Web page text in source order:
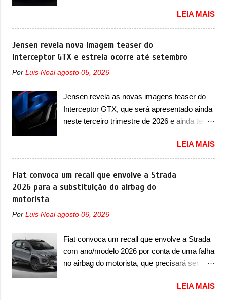
novo motor elétrico. Chamado de ’16 em 1’,
também chamado de Thunder, ele apresenta
uma melhoria de eficiência térmica e integra
12 elementos de hardware. Entre eles, motor
elétrico, controlador de motor, redutor,
LBMS, VCU, TMS, controle ativo de pré-
carga e gateway de domínio de energia. Há
mais quatro recursos de software como
Rezvani apresentou as primeiras imagens
teaser de um novo superesportivo que vai
oferecer aos seus consumidores. Trata-se do
Dune, um cupê superesportivo que terá uma
esportivos recentemente tiveram, como o
Huracán Sterrato. E o modelo italiano tem
grande parte no desenvolvimento do Dune.
Baseado no Huracán, o Dune nasce com
apresentou com o Sterrato, mas com um
design ainda mais Mad Max – algo
característico da Rezvani. Junto com as
imagens, a marca já confirmou que o Dune
serão apenas sete unidades produzidas...
Ele será equipado com um motor V10
Supercharger capaz de desenvolver cerca de
800cv que separou a performance exótica da
LEIA MAIS
Jensen revela nova imagem teaser do
Interceptor GTX e estreia ocorre até setembro
Por Luis Noal agosto 05, 2026
Jensen revela as novas imagens teaser do
Interceptor GTX, que será apresentado ainda
neste terceiro trimestre de 2026 e ainda terá
Jensen International Automotive (abreviação
de JIA) apresentou uma nova imagem teaser
que mostra como será o Interceptor GTX, o
esportivo que recolocará a marca no
mercado. O granturismo (GT) apareceu em
aparece o para-choque traseiro. A marca
apresentado no terceiro trimestre de 2026, ou
seja, acontecerá entre os meses de julho e
setembro (e já estamos em agosto), ou seja,
dia 30 de setembro. A marca confirmou que
LEIA MAIS
Fiat convoca um recall que envolve a Strada
2026 para a substituição do airbag do
motorista
Por Luis Noal agosto 06, 2026
Fiat convoca um recall que envolve a Strada
com ano/modelo 2026 por conta de uma falha
no airbag do motorista, que precisará ser
24 de outubro de 2025 que envolve osLEIA MAIS